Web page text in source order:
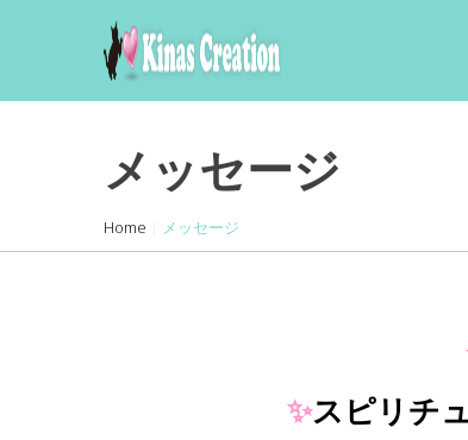
メッセージ
Home メッセージ
✨スピリチ